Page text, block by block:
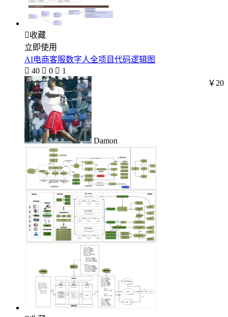
收藏
立即使用
AI电商客服数字人全项目代码逻辑图
 40  0  1
Damon
￥20